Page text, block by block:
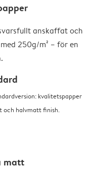
anskaffat och
250g/m² – för en
kvalitetspapper
och halvmatt finish.
matt